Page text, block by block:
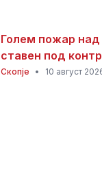
Голем пожар
ставен под
ширење кон
Скопје • 10 август